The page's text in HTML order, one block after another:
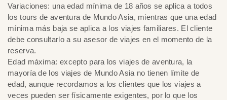
Variaciones: una edad mínima de 18 años se aplica a todos
los tours de aventura de Mundo Asia, mientras que una edad
mínima más baja se aplica a los viajes familiares. El cliente
debe consultarlo a su asesor de viajes en el momento de la
reserva.
Edad máxima: excepto para los viajes de aventura, la
mayoría de los viajes de Mundo Asia no tienen límite de
edad, aunque recordamos a los clientes que los viajes a
veces pueden ser físicamente exigentes, por lo que los